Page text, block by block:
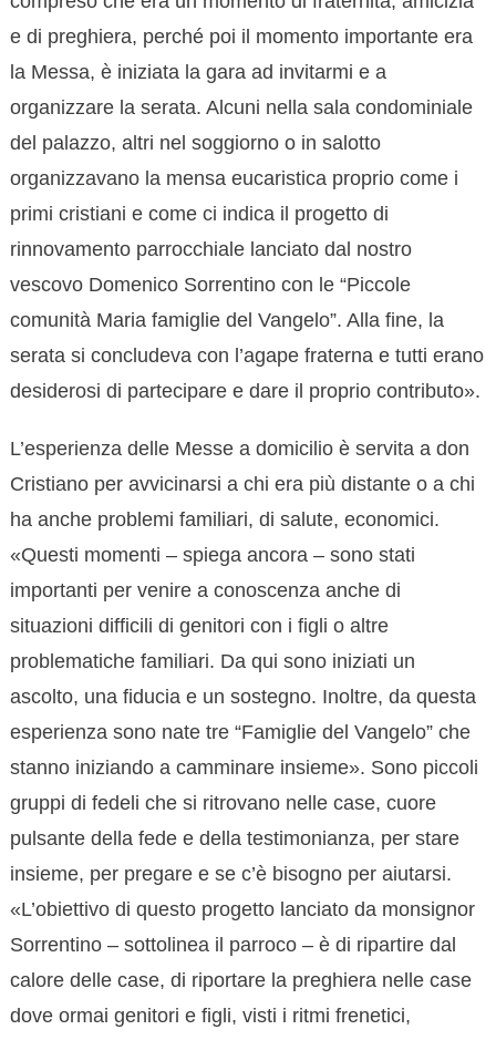
e di preghiera, perché poi il momento importante era
la Messa, è iniziata la gara ad invitarmi e a
organizzare la serata. Alcuni nella sala condominiale
del palazzo, altri nel soggiorno o in salotto
organizzavano la mensa eucaristica proprio come i
primi cristiani e come ci indica il progetto di
rinnovamento parrocchiale lanciato dal nostro
vescovo Domenico Sorrentino con le “Piccole
comunità Maria famiglie del Vangelo”. Alla fine, la
serata si concludeva con l’agape fraterna e tutti erano
desiderosi di partecipare e dare il proprio contributo».
L’esperienza delle Messe a domicilio è servita a don
Cristiano per avvicinarsi a chi era più distante o a chi
ha anche problemi familiari, di salute, economici.
«Questi momenti – spiega ancora – sono stati
importanti per venire a conoscenza anche di
situazioni difficili di genitori con i figli o altre
problematiche familiari. Da qui sono iniziati un
ascolto, una fiducia e un sostegno. Inoltre, da questa
esperienza sono nate tre “Famiglie del Vangelo” che
stanno iniziando a camminare insieme». Sono piccoli
gruppi di fedeli che si ritrovano nelle case, cuore
pulsante della fede e della testimonianza, per stare
insieme, per pregare e se c’è bisogno per aiutarsi.
«L’obiettivo di questo progetto lanciato da monsignor
Sorrentino – sottolinea il parroco – è di ripartire dal
calore delle case, di riportare la preghiera nelle case
dove ormai genitori e figli, visti i ritmi frenetici,